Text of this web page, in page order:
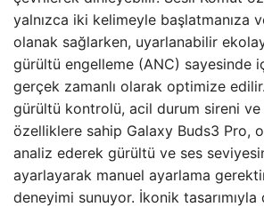
yalnızca iki kelimeyle başlatmanıza
olanak sağlarken, uyarlanabilir
gürültü engelleme (ANC) sayesinde
gerçek zamanlı olarak optimize
gürültü kontrolü, acil durum sireni ve
özelliklere sahip Galaxy Buds3 Pro,
analiz ederek gürültü ve ses
ayarlayarak manuel ayarlama
deneyimi sunuyor. İkonik